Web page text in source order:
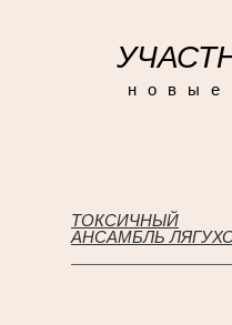
ТОКСИЧНЫЙ
АНСАМБЛЬ